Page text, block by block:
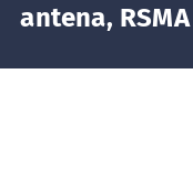
antena,